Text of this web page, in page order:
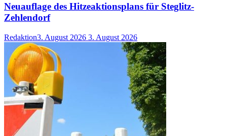
Neuauflage des Hitzeaktionsplans für Steglitz-
Zehlendorf
Redaktion3. August 2026 3. August 2026